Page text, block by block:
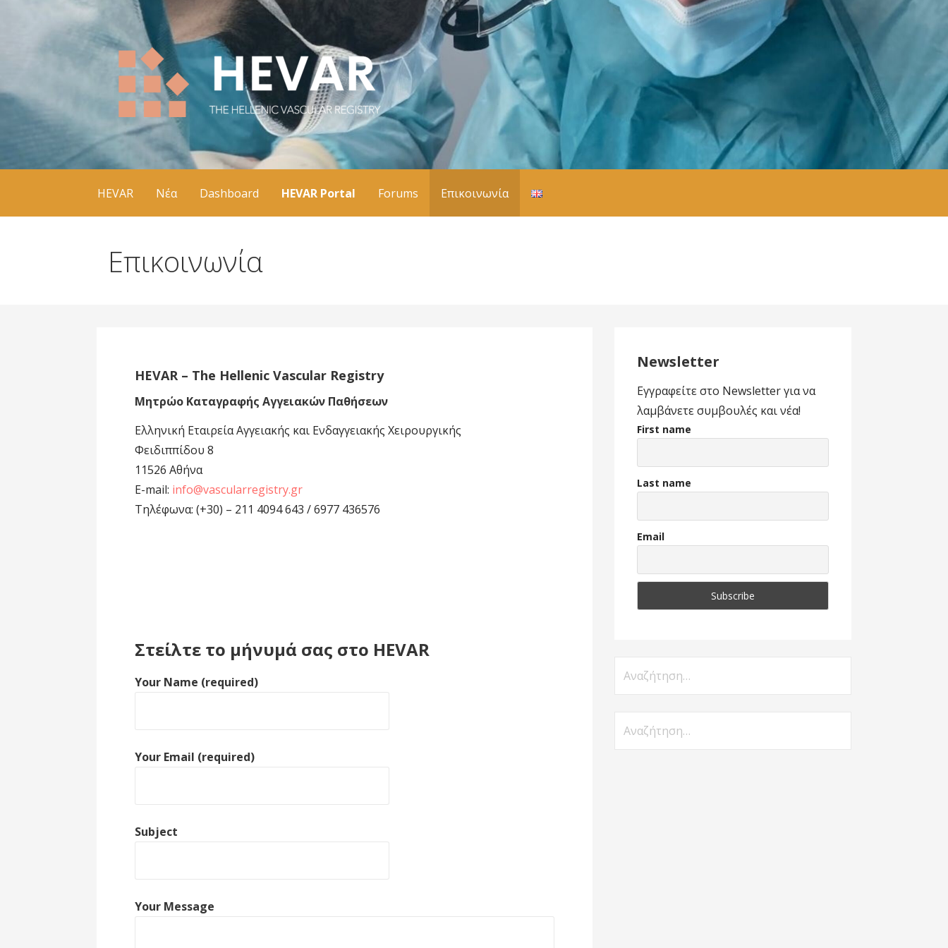
HEVAR
The Hellenic Vascular Registry
HEVAR Νέα Dashboard HEVAR Portal Forums Επικοινωνία
Επικοινωνία
HEVAR – The Hellenic Vascular Registry
Μητρώο Καταγραφής Αγγειακών Παθήσεων
Ελληνική Εταιρεία Αγγειακής και Ενδαγγειακής Χειρουργικής
Φειδιππίδου 8
11526 Αθήνα
E-mail: info@vascularregistry.gr
Τηλέφωνα: (+30) – 211 4094 643 / 6977 436576
Στείλτε το μήνυμά σας στο HEVAR
Your Name (required)
Your Email (required)
Subject
Your Message
Newsletter
Εγγραφείτε στο Newsletter για να
λαμβάνετε συμβουλές και νέα!
First name
Last name
Email